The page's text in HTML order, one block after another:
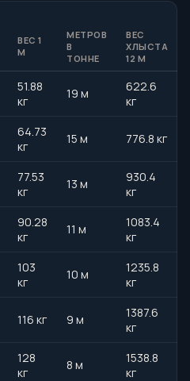
ВЕС 1
М
МЕТРОВ
В
ТОННЕ
ВЕС
ХЛЫСТА
12 М
51.88
кг
19 м
622.6
кг
64.73
кг
15 м 776.8 кг
77.53
кг
13 м
930.4
кг
90.28
кг
11 м
1083.4
кг
103
кг
10 м
1235.8
кг
116 кг 9 м
1387.6
кг
128
кг
8 м
1538.8
кг